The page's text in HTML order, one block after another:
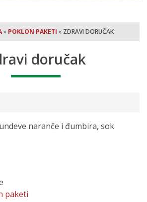
» POKLON PAKETI » ZDRAVI DORUČAK
doručak
naranče i đumbira, sok
paketi